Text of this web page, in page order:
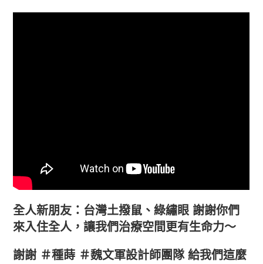
全人新朋友：台灣土撥鼠、綠繡眼 謝謝你們
來入住全人，讓我們治療空間更有生命力～
謝謝 ＃種蒔 ＃魏文軍設計師團隊 給我們這麼